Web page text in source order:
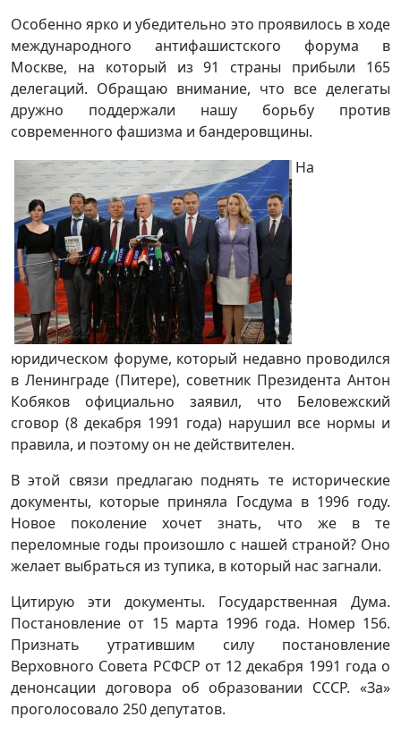
Особенно ярко и убедительно это проявилось в ходе
международного антифашистского форума в
Москве, на который из 91 страны прибыли 165
делегаций. Обращаю внимание, что все делегаты
дружно поддержали нашу борьбу против
современного фашизма и бандеровщины.
На
юридическом форуме, который недавно проводился
в Ленинграде (Питере), советник Президента Антон
Кобяков официально заявил, что Беловежский
сговор (8 декабря 1991 года) нарушил все нормы и
правила, и поэтому он не действителен.
В этой связи предлагаю поднять те исторические
документы, которые приняла Госдума в 1996 году.
Новое поколение хочет знать, что же в те
переломные годы произошло с нашей страной? Оно
желает выбраться из тупика, в который нас загнали.
Цитирую эти документы. Государственная Дума.
Постановление от 15 марта 1996 года. Номер 156.
Признать утратившим силу постановление
Верховного Совета РСФСР от 12 декабря 1991 года о
денонсации договора об образовании СССР. «За»
проголосовало 250 депутатов.